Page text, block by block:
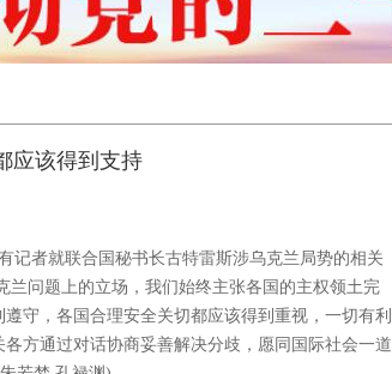
应该得到支持
者就联合国秘书长古特雷斯涉乌克兰局势的相关
问题上的立场，我们始终主张各国的主权领土完
守，各国合理安全关切都应该得到重视，一切有利
方通过对话协商妥善解决分歧，愿同国际社会一道